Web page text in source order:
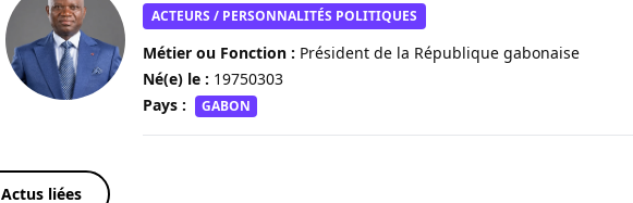
ACTEURS / PERSONNALITÉS POLITIQUES
Métier ou Fonction : Président de la République gabonaise
Né(e) le : 19750303
Pays :
GABON
Actus liées